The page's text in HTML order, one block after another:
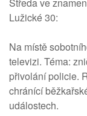
Lužické 30:
Na místě
televizi. Téma:
přivolání policie.
chránící
událostech.